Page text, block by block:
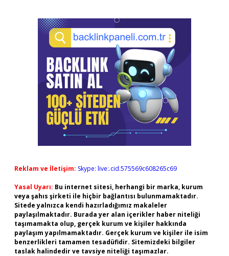
Reklam ve İletişim: Skype: live:.cid.575569c608265c69
Yasal Uyarı: Bu internet sitesi, herhangi bir marka, kurum
veya şahıs şirketi ile hiçbir bağlantısı bulunmamaktadır.
Sitede yalnızca kendi hazırladığımız makaleler
paylaşılmaktadır. Burada yer alan içerikler haber niteliği
taşımamakta olup, gerçek kurum ve kişiler hakkında
paylaşım yapılmamaktadır. Gerçek kurum ve kişiler ile isim
benzerlikleri tamamen tesadüfidir. Sitemizdeki bilgiler
taslak halindedir ve tavsiye niteliği taşımazlar.